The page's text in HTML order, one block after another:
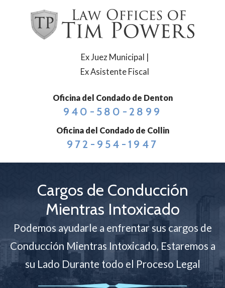
Ex Juez Municipal |
Ex Asistente Fiscal
Oficina del Condado de Denton
940-580-2899
Oficina del Condado de Collin
972-954-1947
Cargos de Conducción
Mientras Intoxicado
Podemos ayudarle a enfrentar sus cargos de
Conducción Mientras Intoxicado, Estaremos a
su Lado Durante todo el Proceso Legal